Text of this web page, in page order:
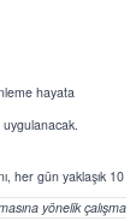
hayata
her gün yaklaşık 10
yönelik çalışma